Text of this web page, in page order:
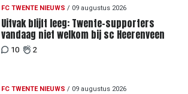
FC TWENTE NIEUWS / 09 augustus 2026
Uitvak blijft leeg: Twente-supporters
vandaag niet welkom bij sc Heerenveen
10 2
FC TWENTE NIEUWS / 09 augustus 2026